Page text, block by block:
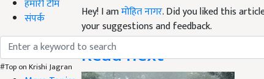
हमारी टीम
संपर्क
#Top on Krishi Jagran
your suggestions and feedback.
Read next